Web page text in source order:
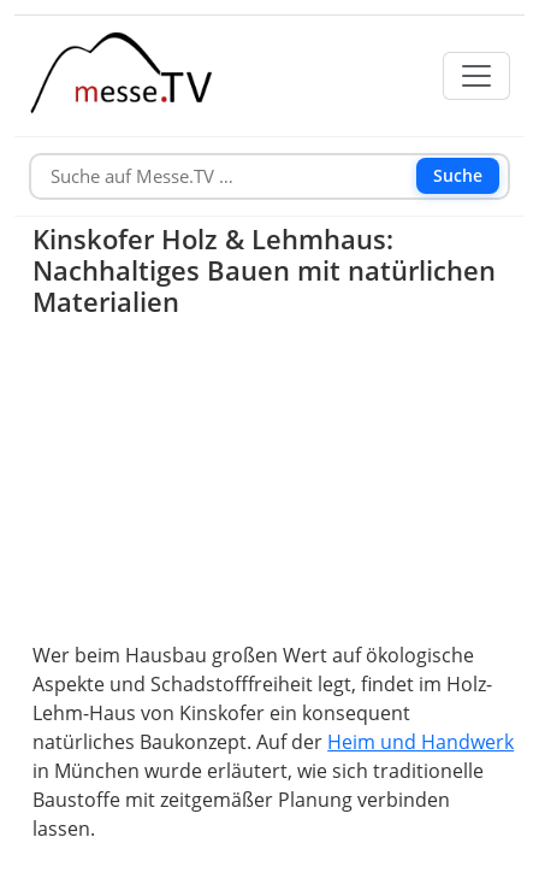
Suche
Kinskofer Holz & Lehmhaus:
Nachhaltiges Bauen mit natürlichen
Materialien
Wer beim Hausbau großen Wert auf ökologische
Aspekte und Schadstofffreiheit legt, findet im Holz-
Lehm-Haus von Kinskofer ein konsequent
natürliches Baukonzept. Auf der Heim und Handwerk
in München wurde erläutert, wie sich traditionelle
Baustoffe mit zeitgemäßer Planung verbinden
lassen.